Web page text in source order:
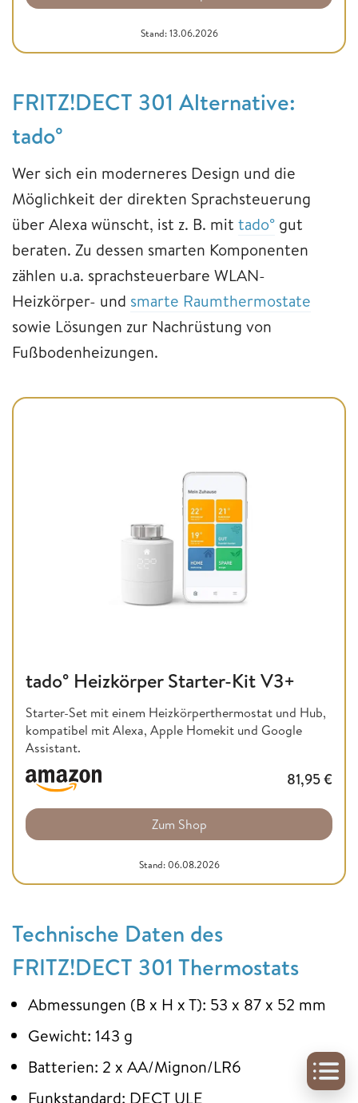
Stand: 13.06.2026
FRITZ!DECT 301 Alternative:
tado°
Wer sich ein moderneres Design und die
Möglichkeit der direkten Sprachsteuerung
über Alexa wünscht, ist z. B. mit tado° gut
beraten. Zu dessen smarten Komponenten
zählen u.a. sprachsteuerbare WLAN-
Heizkörper- und smarte Raumthermostate
sowie Lösungen zur Nachrüstung von
Fußbodenheizungen.
tado° Heizkörper Starter-Kit V3+
Starter-Set mit einem Heizkörperthermostat und Hub,
kompatibel mit Alexa, Apple Homekit und Google
Assistant.
81,95€
Zum Shop
Stand: 06.08.2026
Technische Daten des
FRITZ!DECT 301 Thermostats
Abmessungen (B x H x T): 53 x 87 x 52 mm
Gewicht: 143 g
Batterien: 2 x AA/Mignon/LR6
Funkstandard: DECT ULE